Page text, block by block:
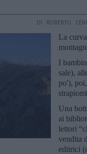
DI ROBERTO
La
I
sale),
po'), poi,
Una
ai
lettori
vendita
editrici